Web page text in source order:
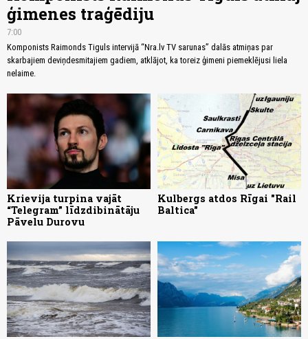
ģimenes traģēdiju
7:00
Komponists Raimonds Tiguls intervijā “Nra.lv TV sarunas” dalās atmiņas par
skarbajiem deviņdesmitajiem gadiem, atklājot, ka toreiz ģimeni piemeklējusi liela
nelaime.
Krievija turpina vajāt
“Telegram” līdzdibinātāju
Pāvelu Durovu
Kulbergs atdos Rīgai "Rail
Baltica"